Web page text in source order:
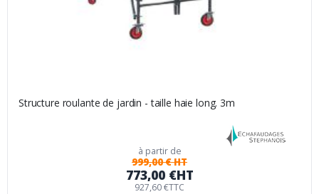
Structure roulante de jardin - taille haie long. 3m
à partir de
999,00 € HT
773,00 €HT
927,60 €TTC